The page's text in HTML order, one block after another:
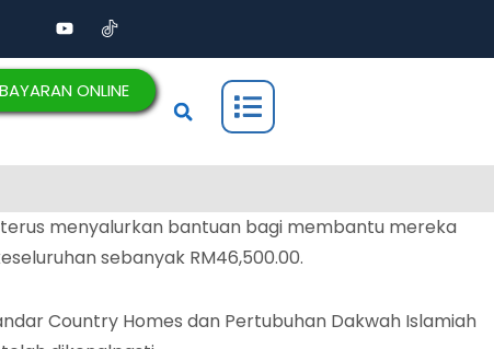
BAYARAN ONLINE
menyalurkan bantuan bagi membantu mereka
sebanyak RM46,500.00.
Country Homes dan Pertubuhan Dakwah Islamiah